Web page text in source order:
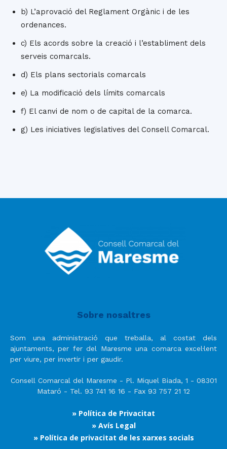
b) L’aprovació del Reglament Orgànic i de les
ordenances.
c) Els acords sobre la creació i l’establiment dels
serveis comarcals.
d) Els plans sectorials comarcals
e) La modificació dels límits comarcals
f) El canvi de nom o de capital de la comarca.
g) Les iniciatives legislatives del Consell Comarcal.
Sobre nosaltres
Som una administració que treballa, al costat dels
ajuntaments, per fer del Maresme una comarca excel·lent
per viure, per invertir i per gaudir.
Consell Comarcal del Maresme - Pl. Miquel Biada, 1 - 08301
Mataró - Tel. 93 741 16 16 - Fax 93 757 21 12
» Política de Privacitat
» Avís Legal
» Política de privacitat de les xarxes socials